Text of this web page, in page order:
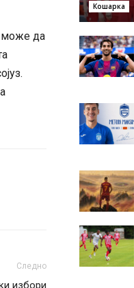
може да
Следно
избори
Кошарка